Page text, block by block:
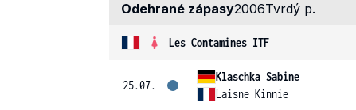
Odehrané zápasy2006Tvrdý p.
Les Contamines ITF
25.07.
Klaschka Sabine
Laisne Kinnie